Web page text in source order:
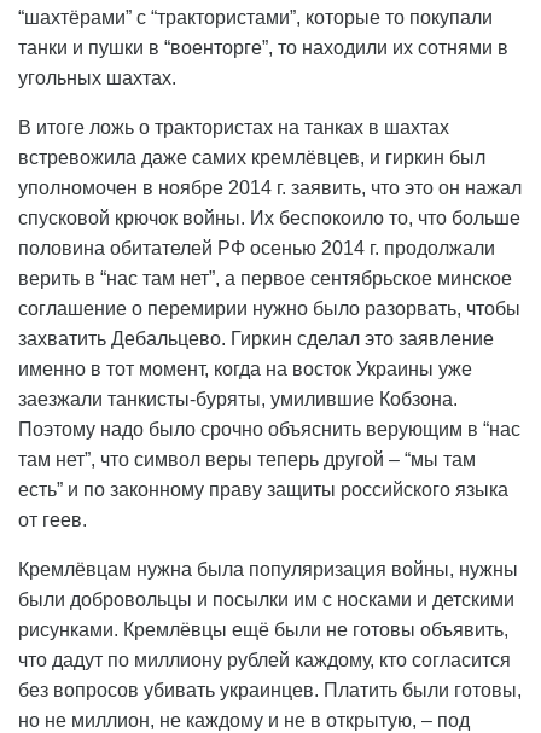
“шахтёрами” с “трактористами”, которые то покупали
танки и пушки в “военторге”, то находили их сотнями в
угольных шахтах.
В итоге ложь о трактористах на танках в шахтах
встревожила даже самих кремлёвцев, и гиркин был
уполномочен в ноябре 2014 г. заявить, что это он нажал
спусковой крючок войны. Их беспокоило то, что больше
половина обитателей РФ осенью 2014 г. продолжали
верить в “нас там нет”, а первое сентябрьское минское
соглашение о перемирии нужно было разорвать, чтобы
захватить Дебальцево. Гиркин сделал это заявление
именно в тот момент, когда на восток Украины уже
заезжали танкисты-буряты, умилившие Кобзона.
Поэтому надо было срочно объяснить верующим в “нас
там нет”, что символ веры теперь другой – “мы там
есть” и по законному праву защиты российского языка
от геев.
Кремлёвцам нужна была популяризация войны, нужны
были добровольцы и посылки им с носками и детскими
рисунками. Кремлёвцы ещё были не готовы объявить,
что дадут по миллиону рублей каждому, кто согласится
без вопросов убивать украинцев. Платить были готовы,
но не миллион, не каждому и не в открытую, – под